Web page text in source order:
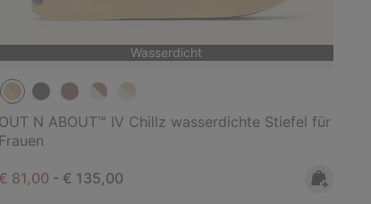
Wasserdicht
OUT N ABOUT™ IV Chillz wasserdichte Stiefel für
Frauen
Minimum sale price:
€ 81,00 - Maximum price:
€ 135,00